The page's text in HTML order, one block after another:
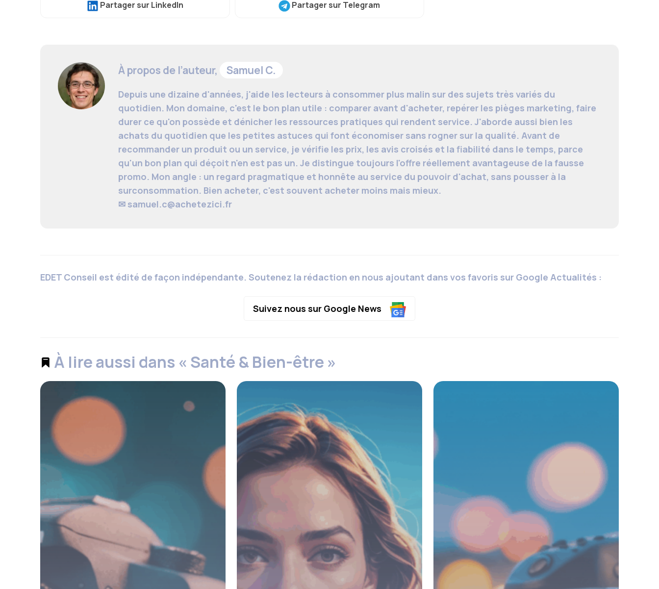
Partagersur LinkedIn Partagersur Telegram
À propos de l’auteur, Samuel C.
Depuis une dizaine d'années, j'aide les lecteurs à consommer plus malin sur des sujets très variés du
quotidien. Mon domaine, c'est le bon plan utile : comparer avant d'acheter, repérer les pièges marketing, faire
durer ce qu'on possède et dénicher les ressources pratiques qui rendent service. J'aborde aussi bien les
achats du quotidien que les petites astuces qui font économiser sans rogner sur la qualité. Avant de
recommander un produit ou un service, je vérifie les prix, les avis croisés et la fiabilité dans le temps, parce
qu'un bon plan qui déçoit n'en est pas un. Je distingue toujours l'offre réellement avantageuse de la fausse
promo. Mon angle : un regard pragmatique et honnête au service du pouvoir d'achat, sans pousser à la
surconsommation. Bien acheter, c'est souvent acheter moins mais mieux.
✉ samuel.c@achetezici.fr
EDET Conseil est édité de façon indépendante. Soutenez la rédaction en nous ajoutant dans vos favoris sur Google Actualités :
Suivez nous sur Google News
À lire aussi dans « Santé & Bien-être »